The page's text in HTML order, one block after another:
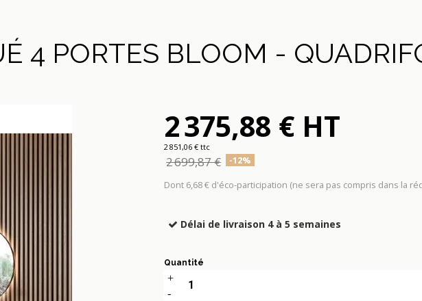
4 PORTES BLOOM -
2 375,88 € HT
2 851,06 € ttc
2 699,87 € -12%
Dont 6,68 € d'éco-participation (ne sera pas compris dans la
Délai de livraison 4 à 5 semaines
Quantité